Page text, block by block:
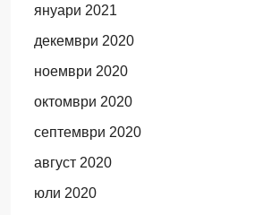
януари 2021
декември 2020
ноември 2020
октомври 2020
септември 2020
август 2020
юли 2020